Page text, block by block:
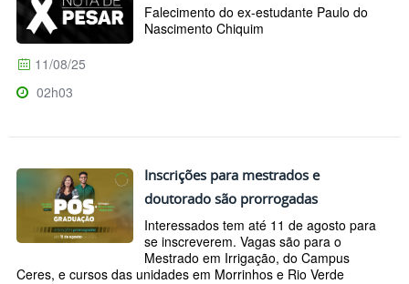
Falecimento do ex-estudante Paulo do
Nascimento Chiquim
11/08/25
02h03
Inscrições para mestrados e
doutorado são prorrogadas
Interessados tem até 11 de agosto para
se inscreverem. Vagas são para o
Mestrado em Irrigação, do Campus
Ceres, e cursos das unidades em Morrinhos e Rio Verde